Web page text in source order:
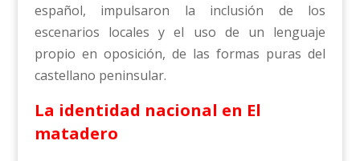
español, impulsaron la inclusión de los
escenarios locales y el uso de un lenguaje
propio en oposición, de las formas puras del
castellano peninsular.
La identidad nacional en El
matadero